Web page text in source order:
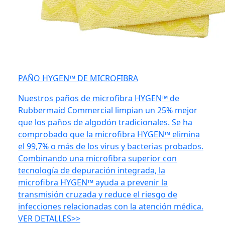
PAÑO HYGEN™ DE MICROFIBRA
Nuestros paños de microfibra HYGEN™ de
Rubbermaid Commercial limpian un 25% mejor
que los paños de algodón tradicionales. Se ha
comprobado que la microfibra HYGEN™ elimina
el 99,7% o más de los virus y bacterias probados.
Combinando una microfibra superior con
tecnología de depuración integrada, la
microfibra HYGEN™ ayuda a prevenir la
transmisión cruzada y reduce el riesgo de
infecciones relacionadas con la atención médica.
VER DETALLES>>